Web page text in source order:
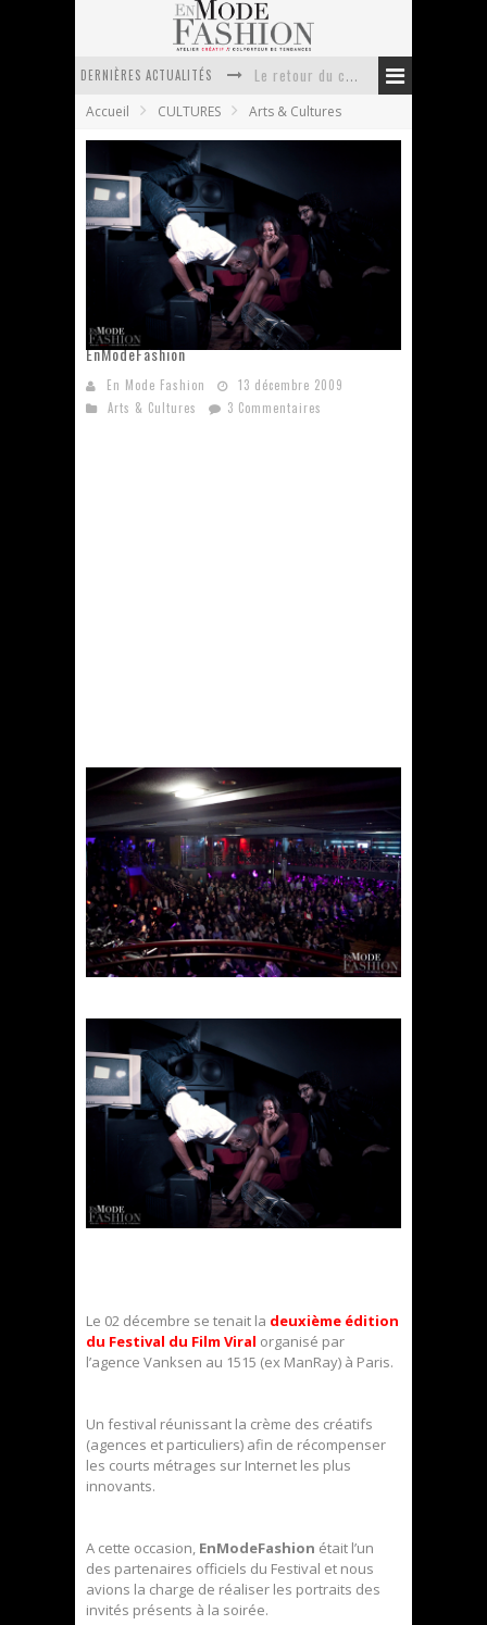
DERNIÈRES ACTUALITÉS
Doudoune pour femme : choisir la pièce idéale entre style, chaleur et durabilité
Accueil CULTURES Arts & Cultures
Le Festival du Film Viral 2009 vu par
EnModeFashion
En Mode Fashion
13 décembre 2009
Arts & Cultures
3 Commentaires
Le 02 décembre se tenait la deuxième édition
du Festival du Film Viral organisé par
l’agence Vanksen au 1515 (ex ManRay) à Paris.
Un festival réunissant la crème des créatifs
(agences et particuliers) afin de récompenser
les courts métrages sur Internet les plus
innovants.
A cette occasion, EnModeFashion était l’un
des partenaires officiels du Festival et nous
avions la charge de réaliser les portraits des
invités présents à la soirée.